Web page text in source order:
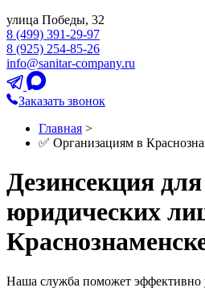
улица Победы, 32
8 (499) 391-29-97
8 (925) 254-85-26
info@sanitar-company.ru
Заказать звонок
Главная >
✅ Организациям в
Дезинсекция для
юридических
Наша служба поможет эффективно